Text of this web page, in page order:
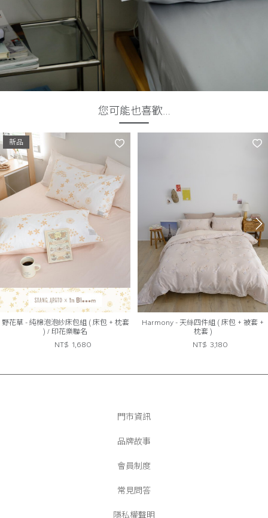
您可能也喜歡…
新品
野花草 - 純棉泡泡紗床包組 ( 床包 + 枕套
) / 印花樂聯名
NT$ 1,680
Harmony - 天絲四件組 ( 床包 + 被套 +
枕套 )
NT$ 3,180
門市資訊
品牌故事
會員制度
常見問答
隱私權聲明